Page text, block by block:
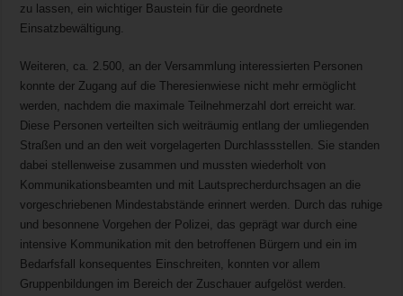
zu lassen, ein wichtiger Baustein für die geordnete
Einsatzbewältigung.
Weiteren, ca. 2.500, an der Versammlung interessierten Personen
konnte der Zugang auf die Theresienwiese nicht mehr ermöglicht
werden, nachdem die maximale Teilnehmerzahl dort erreicht war.
Diese Personen verteilten sich weiträumig entlang der umliegenden
Straßen und an den weit vorgelagerten Durchlassstellen. Sie standen
dabei stellenweise zusammen und mussten wiederholt von
Kommunikationsbeamten und mit Lautsprecherdurchsagen an die
vorgeschriebenen Mindestabstände erinnert werden. Durch das ruhige
und besonnene Vorgehen der Polizei, das geprägt war durch eine
intensive Kommunikation mit den betroffenen Bürgern und ein im
Bedarfsfall konsequentes Einschreiten, konnten vor allem
Gruppenbildungen im Bereich der Zuschauer aufgelöst werden.